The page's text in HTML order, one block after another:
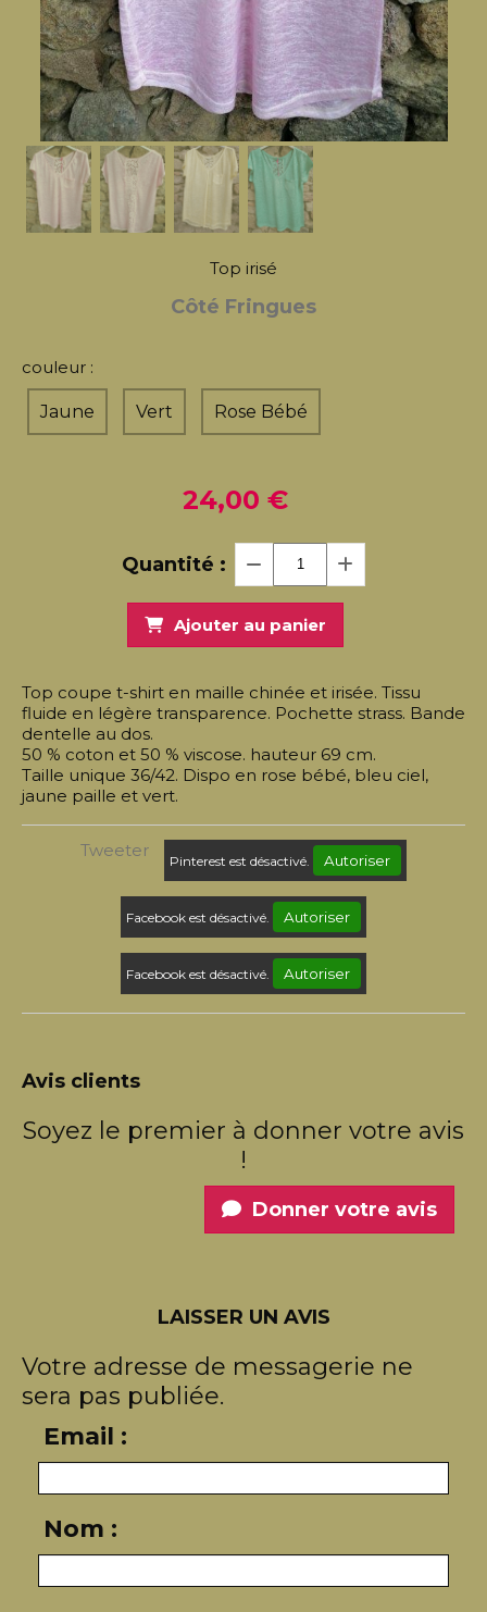
Top irisé
Côté Fringues
couleur :
Jaune Vert Rose Bébé
24,00 €
Quantité :
Ajouter au panier
Top coupe t-shirt en maille chinée et irisée. Tissu
fluide en légère transparence. Pochette strass. Bande
dentelle au dos.
50 % coton et 50 % viscose. hauteur 69 cm.
Taille unique 36/42. Dispo en rose bébé, bleu ciel,
jaune paille et vert.
Tweeter
Pinterest est désactivé. Autoriser
Facebook est désactivé. Autoriser
Facebook est désactivé. Autoriser
Avis clients
Soyez le premier à donner votre avis
!
Donner votre avis
LAISSER UN AVIS
Votre adresse de messagerie ne
sera pas publiée.
Email :
Nom :